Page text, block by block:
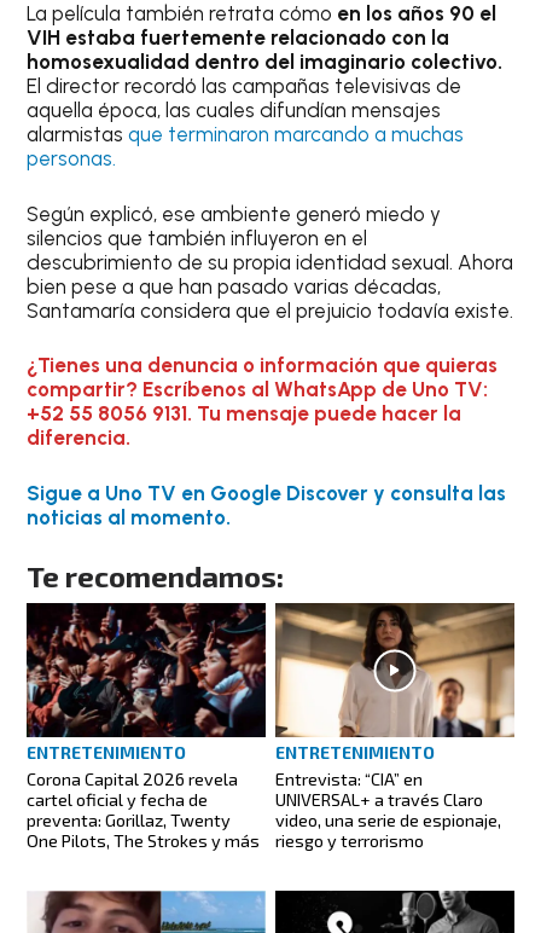
La película también retrata cómo en los años 90 el
VIH estaba fuertemente relacionado con la
homosexualidad dentro del imaginario colectivo.
El director recordó las campañas televisivas de
aquella época, las cuales difundían mensajes
alarmistasque terminaron marcando a muchas
personas.
Según explicó, ese ambiente generó miedo y
silencios que también influyeron en el
descubrimiento de su propia identidad sexual. Ahora
bien pese a que han pasado varias décadas,
Santamaría considera que el prejuicio todavía existe.
¿Tienes una denuncia o información que quieras
compartir? Escríbenos al WhatsApp de Uno TV:
+52 55 8056 9131. Tu mensaje puede hacer la
diferencia.
Sigue a Uno TV en Google Discover y consulta las
noticias al momento.
Te recomendamos:
ENTRETENIMIENTO
Corona Capital 2026 revela
cartel oficial y fecha de
preventa: Gorillaz, Twenty
One Pilots, The Strokes y más
ENTRETENIMIENTO
Entrevista: “CIA” en
UNIVERSAL+ a través Claro
video, una serie de espionaje,
riesgo y terrorismo